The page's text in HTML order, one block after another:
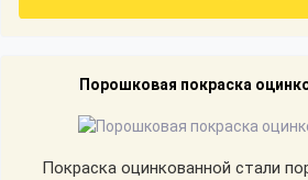
Порошковая покраска
Покраска оцинкованной стали